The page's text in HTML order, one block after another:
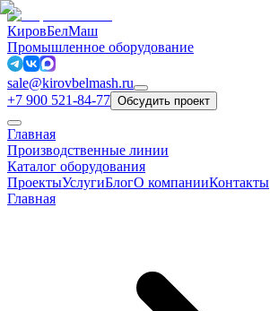
КировБелМаш
Промышленное оборудование
sale@kirovbelmash.ru
+7 900 521-84-77 Обсудить проект
Главная
Производственные линии
Каталог оборудования
ПроектыУслугиБлогО компанииКонтакты
Главная